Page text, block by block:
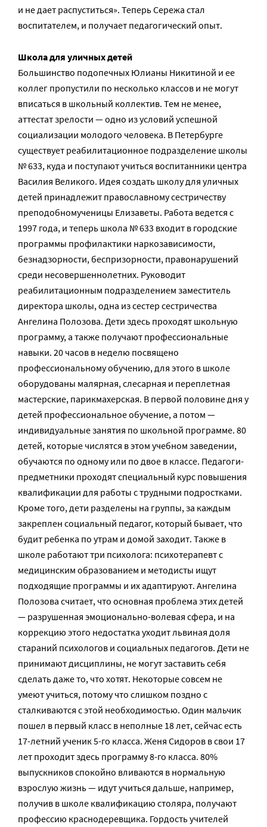
и не дает распуститься». Теперь Сережа стал
воспитателем, и получает педагогический опыт.
Школа для уличных детей
Большинство подопечных Юлианы Никитиной и ее
коллег пропустили по несколько классов и не могут
вписаться в школьный коллектив. Тем не менее,
аттестат зрелости — одно из условий успешной
социализации молодого человека. В Петербурге
существует реабилитационное подразделение школы
№ 633, куда и поступают учиться воспитанники центра
Василия Великого. Идея создать школу для уличных
детей принадлежит православному сестричеству
преподобномученицы Елизаветы. Работа ведется с
1997 года, и теперь школа № 633 входит в городские
программы профилактики наркозависимости,
безнадзорности, беспризорности, правонарушений
среди несовершеннолетних. Руководит
реабилитационным подразделением заместитель
директора школы, одна из сестер сестричества
Ангелина Полозова. Дети здесь проходят школьную
программу, а также получают профессиональные
навыки. 20 часов в неделю посвящено
профессиональному обучению, для этого в школе
оборудованы малярная, слесарная и переплетная
мастерские, парикмахерская. В первой половине дня у
детей профессиональное обучение, а потом —
индивидуальные занятия по школьной программе. 80
детей, которые числятся в этом учебном заведении,
обучаются по одному или по двое в классе. Педагоги-
предметники проходят специальный курс повышения
квалификации для работы с трудными подростками.
Кроме того, дети разделены на группы, за каждым
закреплен социальный педагог, который бывает, что
будит ребенка по утрам и домой заходит. Также в
школе работают три психолога: психотерапевт с
медицинским образованием и методисты ищут
подходящие программы и их адаптируют. Ангелина
Полозова считает, что основная проблема этих детей
— разрушенная эмоционально-волевая сфера, и на
коррекцию этого недостатка уходит львиная доля
стараний психологов и социальных педагогов. Дети не
принимают дисциплины, не могут заставить себя
сделать даже то, что хотят. Некоторые совсем не
умеют учиться, потому что слишком поздно с
сталкиваются с этой необходимостью. Один мальчик
пошел в первый класс в неполные 18 лет, сейчас есть
17-летний ученик 5-го класса. Женя Сидоров в свои 17
лет проходит здесь программу 8-го класса. 80%
выпускников спокойно вливаются в нормальную
взрослую жизнь — идут учиться дальше, например,
получив в школе квалификацию столяра, получают
профессию краснодеревщика. Гордость учителей